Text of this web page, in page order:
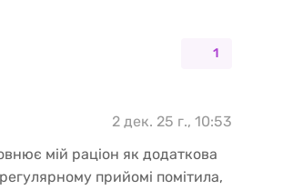
1
2 дек. 25 г., 10:53
мій раціон як додаткова
прийомі помітила,